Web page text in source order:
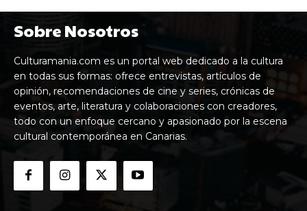
Sobre Nosotros
Culturamania.com es un portal web dedicado a la cultura
en todas sus formas: ofrece entrevistas, artículos de
opinión, recomendaciones de cine y series, crónicas de
eventos, arte, literatura y colaboraciones con creadores,
todo con un enfoque cercano y apasionado por la escena
cultural contemporánea en Canarias.